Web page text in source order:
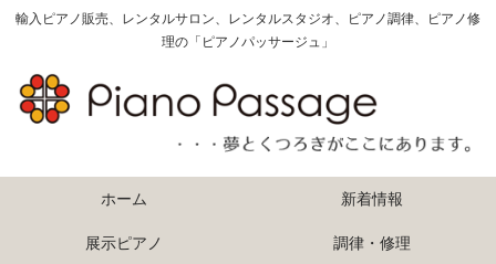
輸入ピアノ販売、レンタルサロン、レンタルスタジオ、ピアノ調律、ピアノ修
理の「ピアノパッサージュ」
ホーム 新着情報
展示ピアノ 調律・修理